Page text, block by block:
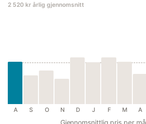
2 520 kr årlig gjennomsnitt
A S O N D J F M A
Gjennomsnittlig pris per